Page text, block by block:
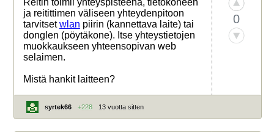
Reitin toimii yhteyspisteenä, tietokoneen
ja reitittimen väliseen yhteydenpitoon
tarvitsetwlan piirin (kannettava laite) tai
donglen (pöytäkone). Itse yhteystietojen
muokkaukseen yhteensopivan web
selaimen.
Mistä hankit laitteen?
0
syrtek66 +228 13 vuotta sitten